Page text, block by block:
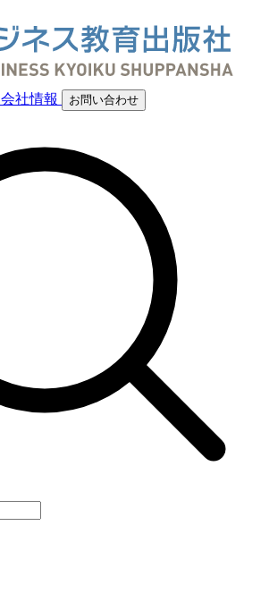
会社情報 お問い合わせ